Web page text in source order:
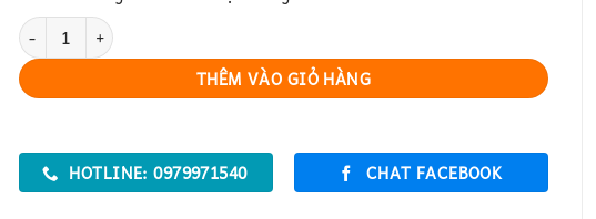
ghế xoay trưởng phòng thanh lý số lượng
THÊM VÀO GIỎ HÀNG
HOTLINE: 0979971540 CHAT FACEBOOK